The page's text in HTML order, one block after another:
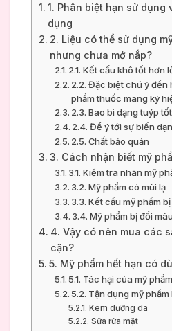
1. Phân biệt hạn sử dụng
dụng
2. Liệu có thể sử dụng
nhưng chưa mở nắp?
2.1. Kết cấu khô tốt hơn
2.2. Đặc biệt chú ý đến
phẩm thuốc mang ký
2.3. Bao bì dạng tuýp
2.4. Để ý tới sự biến
2.5. Chất bảo quản
3. Cách nhận biết mỹ
3.1. Kiểm tra nhãn mỹ
3.2. Mỹ phẩm có mùi lạ
3.3. Kết cấu mỹ phẩm
3.4. Mỹ phẩm bị đổi màu
4. Vậy có nên mua các
cận?
5. Mỹ phẩm hết hạn có
5.1. Tác hại của mỹ
5.2. Tận dụng mỹ phẩm
Kem dưỡng da
Sữa rửa mặt